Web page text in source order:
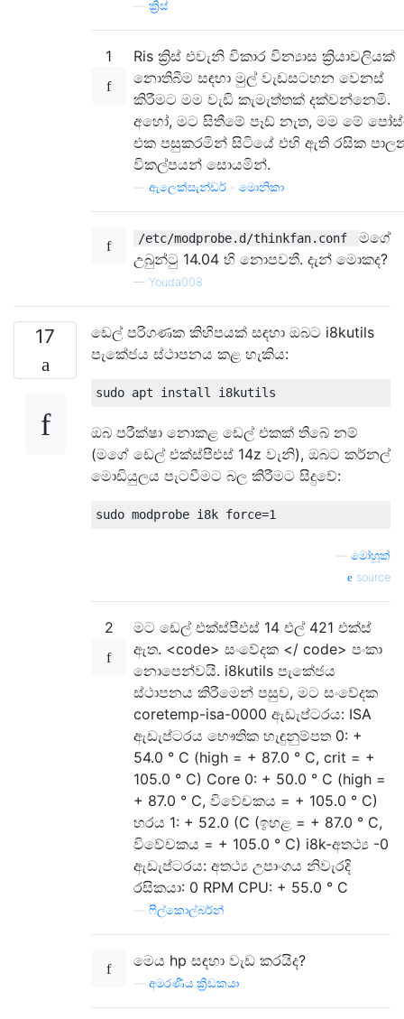
ක්‍රිස්
1
Ris ක්‍රිස් එවැනි විකාර වින්‍යාස ක්‍රියාවලියක්
නොතිබීම සඳහා මුල් වැඩසටහන වෙනස්
කිරීමට මම වැඩි කැමැත්තක් දක්වන්නෙමි.
අහෝ, මට සිතීමේ පෑඩ් නැත, මම මේ
එක පසුකරමින් සිටියේ එහි ඇති රසික
විකල්පයන් සොයමින්.
ඇලෙක්සැන්ඩර් - මොනිකා
/etc/modprobe.d/thinkfan.conf
මගේ
උබුන්ටු 14.04 හි නොපවතී. දැන් මොකද?
— Youda008
17
ඩෙල් පරිගණක කිහිපයක් සඳහා ඔබට i8kutils
පැකේජය ස්ථාපනය කළ හැකිය:
ඔබ පරීක්ෂා නොකළ ඩෙල් එකක් තිබේ නම්
(මගේ ඩෙල් එක්ස්පීඑස් 14z වැනි), ඔබට කර්නල්
මොඩියුලය පැටවීමට බල කිරීමට සිදුවේ:
මෝහූක්
source
2
මට ඩෙල් එක්ස්පීඑස් 14 එල් 421 එක්ස්
ඇත. <code> සංවේදක </ code> පංකා
නොපෙන්වයි. i8kutils පැකේජය
ස්ථාපනය කිරීමෙන් පසුව, මට සංවේදක
coretemp-isa-0000 ඇඩැප්ටරය: ISA
ඇඩැප්ටරය භෞතික හැඳුනුම්පත 0: +
54.0 ° C (high = + 87.0 ° C, crit = +
105.0 ° C) Core 0: + 50.0 ° C (high =
+ 87.0 ° C, විවේචකය = + 105.0 ° C)
හරය 1: + 52.0 (C (ඉහළ = + 87.0 ° C,
විවේචකය = + 105.0 ° C) i8k-අතථ්‍ය -0
ඇඩැප්ටරය: අතථ්‍ය උපාංගය නිවැරදි
රසිකයා: 0 RPM CPU: + 55.0 ° C
ෆිල්කොල්බර්න්
මෙය hp සඳහා වැඩ කරයිද?
අමරණීය ක්‍රීඩකයා